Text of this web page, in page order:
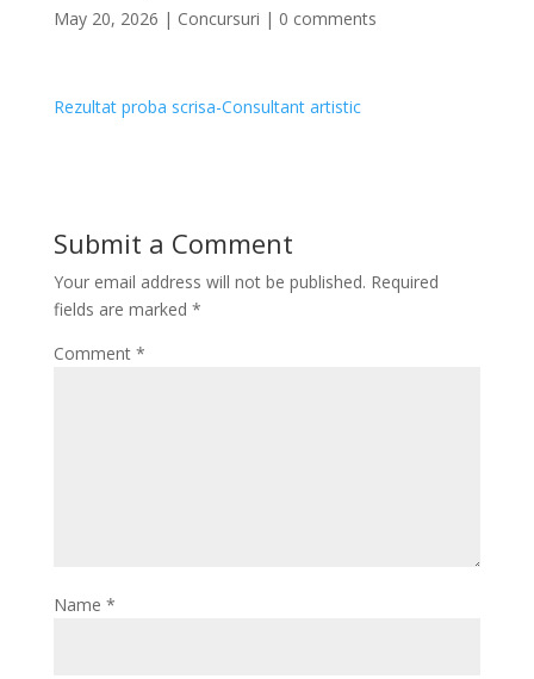
May 20, 2026 | Concursuri | 0 comments
Rezultat proba scrisa-Consultant artistic
Submit a Comment
Your email address will not be published. Required
fields are marked *
Comment *
Name *